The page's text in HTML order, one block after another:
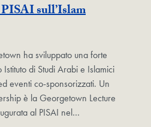
sull’Islam
ha sviluppato una forte
di Studi Arabi e Islamici
eventi co-sponsorizzati. Un
è la Georgetown Lecture
al PISAI nel…